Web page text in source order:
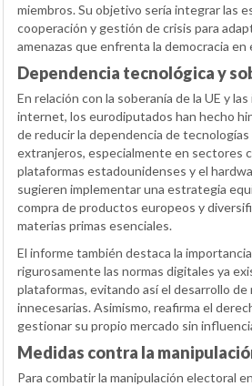
miembros. Su objetivo sería integrar las
cooperación y gestión de crisis para
amenazas que enfrenta la democracia
Dependencia tecnológica y
En relación con la soberanía de la UE y
internet, los eurodiputados han hecho
de reducir la dependencia de
extranjeros, especialmente en sectores
plataformas estadounidenses y el
sugieren implementar una estrategia
compra de productos europeos y
materias primas esenciales.
El informe también destaca la
rigurosamente las normas digitales ya
plataformas, evitando así el desarrollo de
innecesarias. Asimismo, reafirma el
gestionar su propio mercado sin
Medidas contra la
Para combatir la manipulación electoral